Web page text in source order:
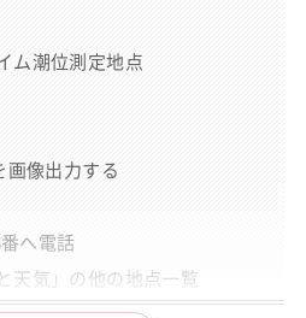
ム潮位測定地点
画像出力する
へ電話
天気」の他の地点一覧